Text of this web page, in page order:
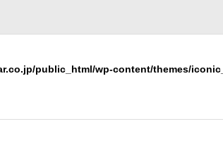
public_html/wp-content/themes/